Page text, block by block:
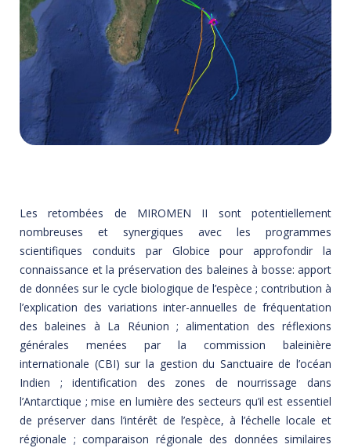
Les retombées de MIROMEN II sont potentiellement
nombreuses et synergiques avec les programmes
scientifiques conduits par Globice pour approfondir la
connaissance et la préservation des baleines à bosse: apport
de données sur le cycle biologique de l’espèce ; contribution à
l’explication des variations inter-annuelles de fréquentation
des baleines à La Réunion ; alimentation des réflexions
générales menées par la commission baleinière
internationale (CBI) sur la gestion du Sanctuaire de l’océan
Indien ; identification des zones de nourrissage dans
l’Antarctique ; mise en lumière des secteurs qu’il est essentiel
de préserver dans l’intérêt de l’espèce, à l’échelle locale et
régionale ; comparaison régionale des données similaires